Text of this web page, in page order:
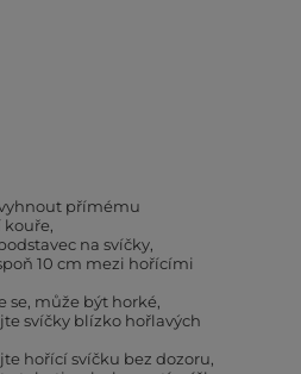
přímému
kouře
na svíčky
10 cm mezi hořícími
se, může být horké
svíčky blízko hořlavých
hořící svíčku bez dozoru